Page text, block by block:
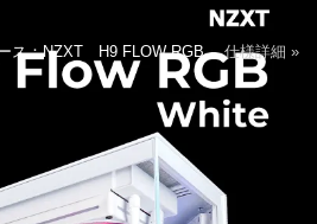
ス：NZXT H9 FLOW RGB仕様詳細 »